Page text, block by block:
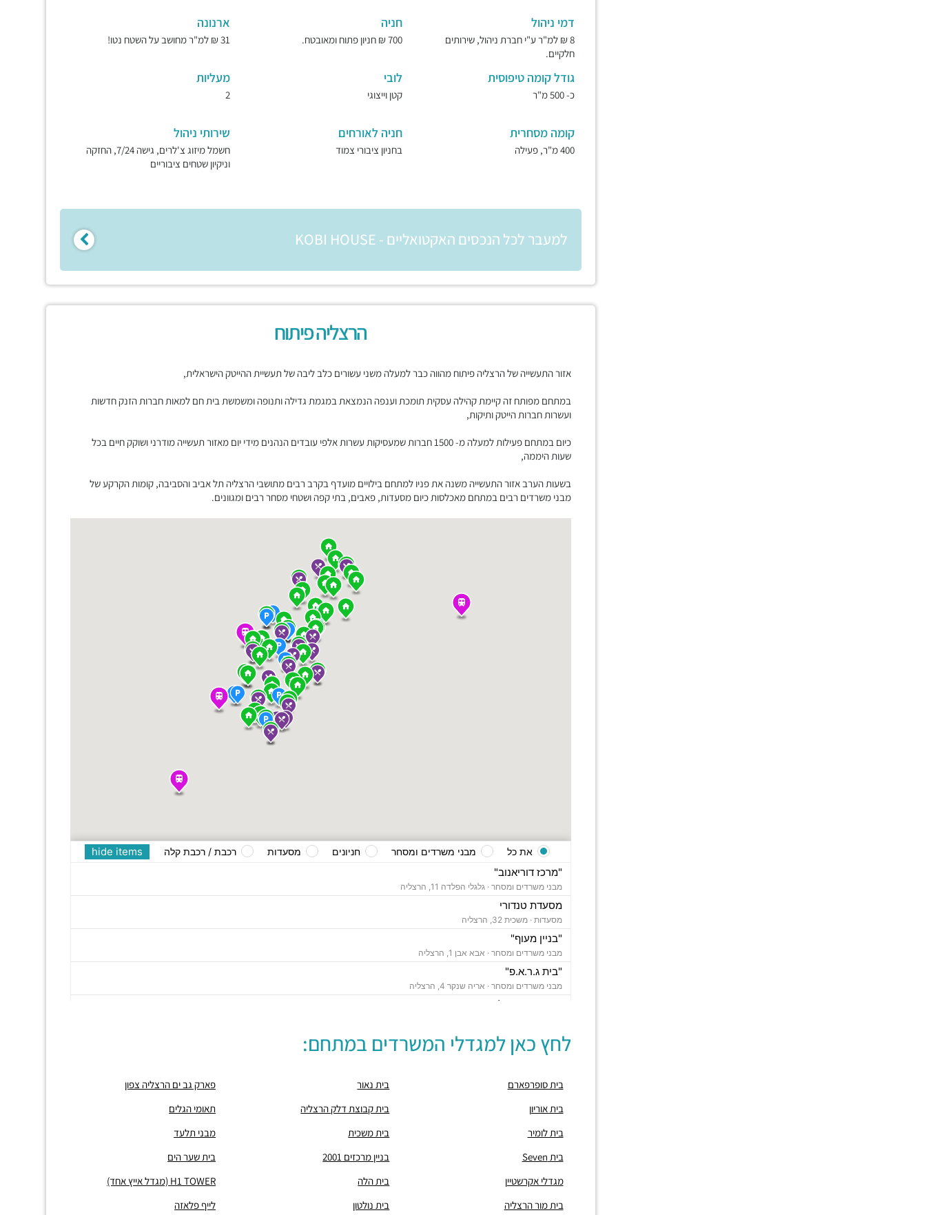
דמי ניהול
8 ₪ למ"ר ע"י חברת ניהול, שירותים
חלקיים.
חניה
700 ₪ חניון פתוח ומאובטח.
ארנונה
31 ₪ למ"ר מחושב על השטח נטו!
גודל קומה טיפוסית
כ- 500 מ"ר
לובי
קטן וייצוגי
מעליות
2
קומה מסחרית
400 מ"ר, פעילה
חניה לאורחים
בחניון ציבורי צמוד
שירותי ניהול
חשמל מיזוג צ'לרים, גישה 7/24, החזקה
וניקיון שטחים ציבוריים
למעבר לכל הנכסים האקטואליים - KOBI HOUSE
הרצליה פיתוח
אזור התעשייה של הרצליה פיתוח מהווה כבר למעלה משני עשורים כלב ליבה של תעשיית ההייטק הישראלית,
במתחם מפותח זה קיימת קהילה עסקית תומכת וענפה הנמצאת במגמת גדילה ותנופה ומשמשת בית חם למאות חברות הזנק חדשות
ועשרות חברות הייטק ותיקות,
כיום במתחם פעילות למעלה מ- 1500 חברות שמעסיקות עשרות אלפי עובדים הנהנים מידי יום מאזור תעשייה מודרני ושוקק חיים בכל
שעות היממה,
בשעות הערב אזור התעשייה משנה את פניו למתחם בילויים מועדף בקרב רבים מתושבי הרצליה תל אביב והסביבה, קומות הקרקע של
מבני משרדים רבים במתחם מאכלסות כיום מסעדות, פאבים, בתי קפה ושטחי מסחר רבים ומגוונים.
"מרכז דוריאנוב"
מבני משרדים ומסחר · גלגלי הפלדה 11, הרצליה
מסעדת טנדורי
מסעדות · משכית 32, הרצליה
"בניין מעוף"
מבני משרדים ומסחר · אבא אבן 1, הרצליה
"בית ג.ר.א.פ"
מבני משרדים ומסחר · אריה שנקר 4, הרצליה
"בית מור הרצליה"
תחנת רכבת הרצליה
רכבת / רכבת קלה · בן ציון מיכאלי 1, הרצליה
חניונים ·יד חרוצים 7, הרצליה
חניון אקרשטיין
חניון גלגלי הפלדה
גלגלי הפלדה 11, הרצליה
מבני משרדים ומסחר ·
"בית עמנואל לידר"
hide items את כל מבני משרדים ומסחר חניונים מסעדות רכבת / רכבת קלה
לחץ כאן למגדלי המשרדים במתחם:
בית סופרפארם בית נאור
פארק גב ים הרצליה צפון
בית אוריון
בית קבוצת דלק הרצליה
תאומי הגלים
בית לומיר
בית משכית
מבני תלעד
בית Seven
בניין מרכזים 2001
בית שער הים
מגדלי אקרשטיין
בית הלה
H1 TOWER (מגדל אייץ אחד)
בית מור הרצליה
בית נולטון לייף פלאזה